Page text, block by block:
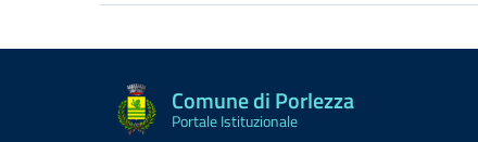
Comune di Porlezza
Portale Istituzionale